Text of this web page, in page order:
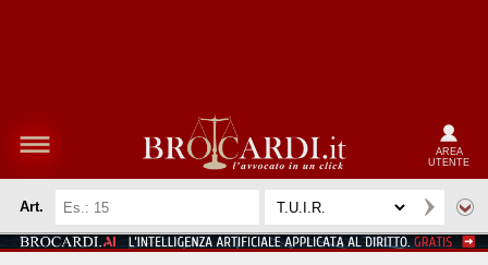
AREA
UTENTE
Art.